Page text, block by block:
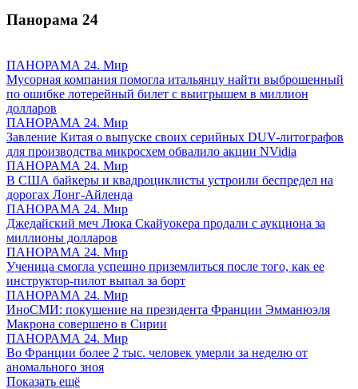
Панорама 24
ПАНОРАМА 24. Мир
Мусорная компания помогла итальянцу найти выброшенный
по ошибке лотерейный билет с выигрышем в миллион
долларов
ПАНОРАМА 24. Мир
Завление Китая о выпуске своих серийных DUV-литографов
для производства микросхем обвалило акции NVidia
ПАНОРАМА 24. Мир
В США байкеры и квадроциклисты устроили беспредел на
дорогах Лонг-Айленда
ПАНОРАМА 24. Мир
Джедайский меч Люка Скайуокера продали с аукциона за
миллионы долларов
ПАНОРАМА 24. Мир
Ученица смогла успешно приземлиться после того, как ее
инструктор-пилот выпал за борт
ПАНОРАМА 24. Мир
ИноСМИ: покушение на президента Франции Эмманюэля
Макрона совершено в Сирии
ПАНОРАМА 24. Мир
Во Франции более 2 тыс. человек умерли за неделю от
аномального зноя
Показать ещё